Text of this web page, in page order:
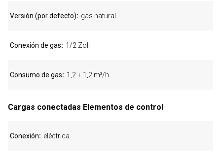
Versión (por defecto) gas natural
Conexión de gas 1/2 Zoll
Consumo de gas 1,2 + 1,2 m³/h
Cargas conectadas Elementos de control
Conexión eléctrica